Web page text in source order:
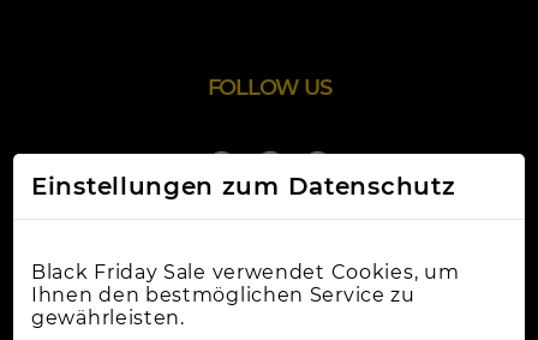
FOLLOW US
Einstellungen zum Datenschutz
Black Friday Sale verwendet Cookies, um
Ihnen den bestmöglichen Service zu
gewährleisten.